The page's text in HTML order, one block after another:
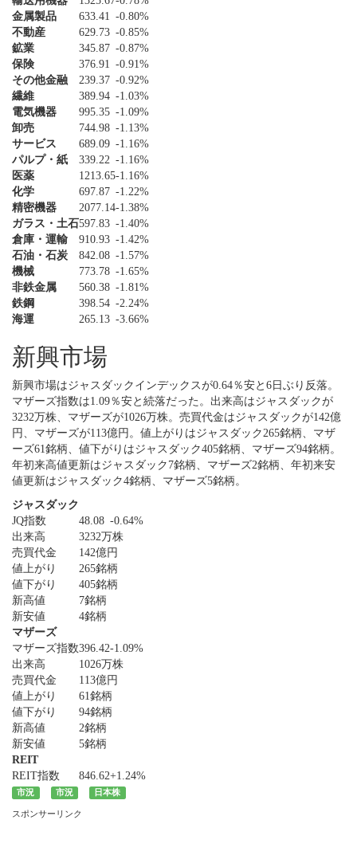
金属製品
633.41 -0.80%
不動産
629.73 -0.85%
鉱業
345.87 -0.87%
保険
376.91 -0.91%
その他金融
239.37 -0.92%
繊維
389.94 -1.03%
電気機器
995.35 -1.09%
卸売
744.98 -1.13%
サービス
689.09 -1.16%
パルプ・紙
339.22 -1.16%
医薬
1213.65-1.16%
化学
697.87 -1.22%
精密機器
2077.14-1.38%
ガラス・土石597.83 -1.40%
倉庫・運輸
910.93 -1.42%
石油・石炭
842.08 -1.57%
機械
773.78 -1.65%
非鉄金属
560.38 -1.81%
鉄鋼
398.54 -2.24%
海運
265.13 -3.66%
新興市場
新興市場はジャスダックインデックスが0.64％安と6日ぶり反落。
マザーズ指数は1.09％安と続落だった。出来高はジャスダックが
3232万株、マザーズが1026万株。売買代金はジャスダックが142億
円、マザーズが113億円。値上がりはジャスダック265銘柄、マザ
ーズ61銘柄、値下がりはジャスダック405銘柄、マザーズ94銘柄。
年初来高値更新はジャスダック7銘柄、マザーズ2銘柄、年初来安
値更新はジャスダック4銘柄、マザーズ5銘柄。
ジャスダック
JQ指数
48.08 -0.64%
出来高
3232万株
売買代金
142億円
値上がり
265銘柄
値下がり
405銘柄
新高値
7銘柄
新安値
4銘柄
マザーズ
マザーズ指数396.42-1.09%
出来高
1026万株
売買代金
113億円
値上がり
61銘柄
値下がり
94銘柄
新高値
2銘柄
新安値
5銘柄
REIT
REIT指数
846.62+1.24%
市況 市況 日本株
スポンサーリンク